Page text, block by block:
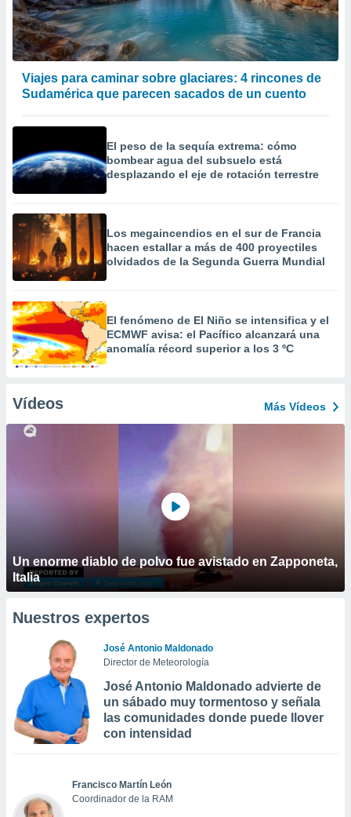
Viajes para caminar sobre glaciares: 4 rincones de
Sudamérica que parecen sacados de un cuento
El peso de la sequía extrema: cómo
bombear agua del subsuelo está
desplazando el eje de rotación terrestre
Los megaincendios en el sur de Francia
hacen estallar a más de 400 proyectiles
olvidados de la Segunda Guerra Mundial
El fenómeno de El Niño se intensifica y el
ECMWF avisa: el Pacífico alcanzará una
anomalía récord superior a los 3 ºC
Vídeos Más Vídeos
Un enorme diablo de polvo fue avistado en Zapponeta,
Italia
Nuestros expertos
José Antonio Maldonado
Director de Meteorología
José Antonio Maldonado advierte de
un sábado muy tormentoso y señala
las comunidades donde puede llover
con intensidad
Francisco Martín León
Coordinador de la RAM